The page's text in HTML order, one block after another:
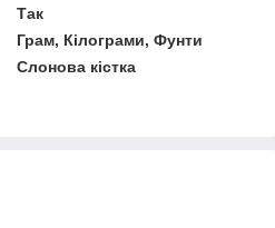
Так
Грам, Кілограми, Фунти
Слонова кістка